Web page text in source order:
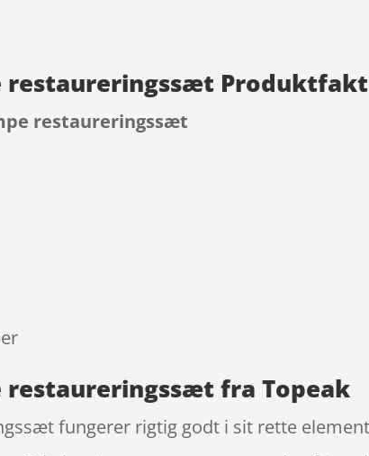
restaureringssæt
restaureringssæt
restaureringssæt fra Topeak
fungerer rigtig godt i sit rette